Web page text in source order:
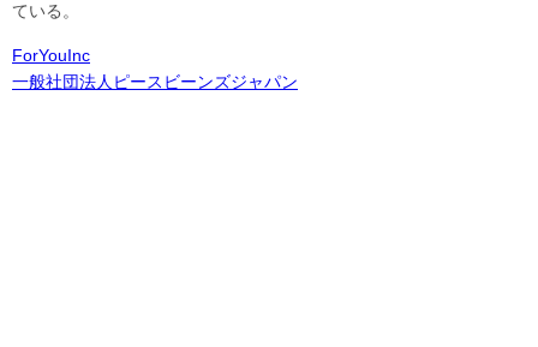
ている。
ForYouInc
一般社団法人ピースビーンズジャパン